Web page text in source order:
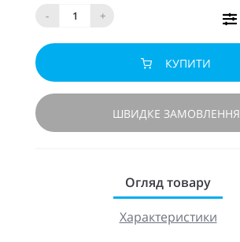
-
+
КУПИТИ
ШВИДКЕ ЗАМОВЛЕННЯ
Огляд товару
Характеристики